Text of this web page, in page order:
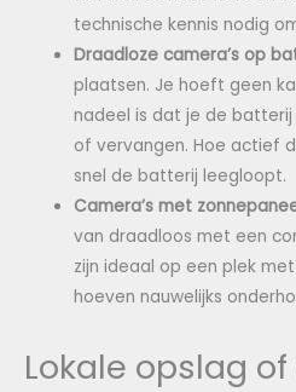
technische kennis nodig
Draadloze camera’s op
plaatsen. Je hoeft geen
nadeel is dat je de
of vervangen. Hoe actief
snel de batterij leegloopt.
Camera’s met
van draadloos met een
zijn ideaal op een plek
hoeven nauwelijks
Lokale opslag